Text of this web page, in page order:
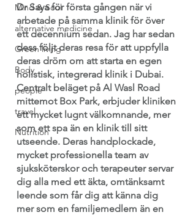
Mind & Soul
alternative medicine
Green living
Body
people
travel
Nutrition
Dr Saya för första gången när vi
arbetade på samma klinik för över
ett decennium sedan. Jag har sedan
dess följt deras resa för att uppfylla
deras dröm om att starta en egen
holistisk, integrerad klinik i Dubai.
Centralt beläget på Al Wasl Road
mittemot Box Park, erbjuder kliniken
ett mycket lugnt välkomnande, mer
som ett spa än en klinik till sitt
utseende. Deras handplockade,
mycket professionella team av
sjuksköterskor och terapeuter servar
dig alla med ett äkta, omtänksamt
leende som får dig att känna dig
mer som en familjemedlem än en